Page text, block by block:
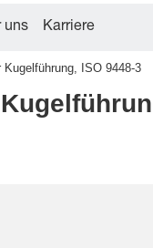
uns Karriere
Kugelführung, ISO 9448-3